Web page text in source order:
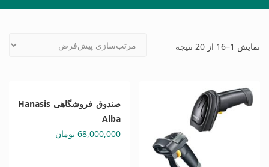
نمایش 1–16 از 20 نتیجه
صندوق فروشگاهی Hanasis
Alba
68,000,000 تومان